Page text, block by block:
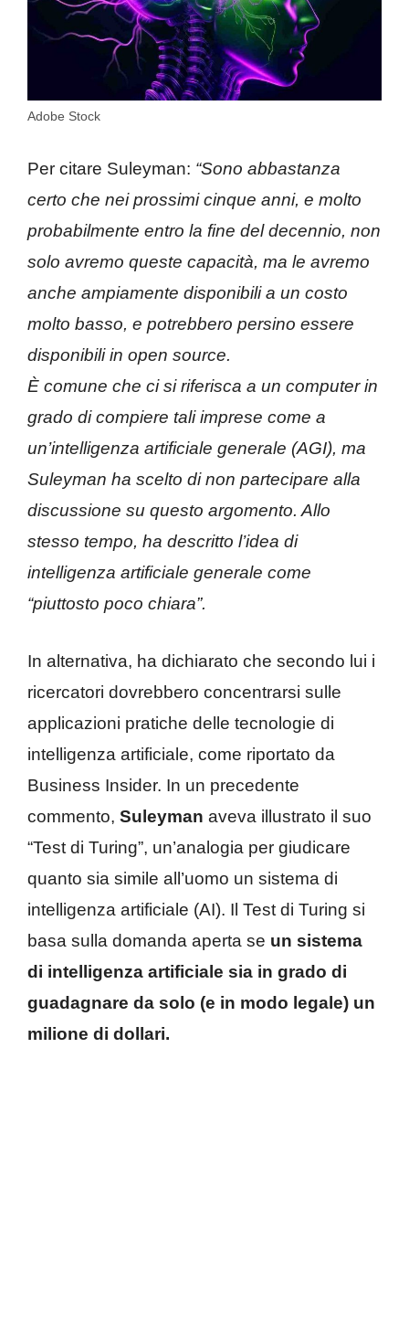
Adobe Stock
Per citare Suleyman: “Sono abbastanza
certo che nei prossimi cinque anni, e molto
probabilmente entro la fine del decennio, non
solo avremo queste capacità, ma le avremo
anche ampiamente disponibili a un costo
molto basso, e potrebbero persino essere
disponibili in open source.
È comune che ci si riferisca a un computer in
grado di compiere tali imprese come a
un’intelligenza artificiale generale (AGI), ma
Suleyman ha scelto di non partecipare alla
discussione su questo argomento. Allo
stesso tempo, ha descritto l’idea di
intelligenza artificiale generale come
“piuttosto poco chiara”.
In alternativa, ha dichiarato che secondo lui i
ricercatori dovrebbero concentrarsi sulle
applicazioni pratiche delle tecnologie di
intelligenza artificiale, come riportato da
Business Insider. In un precedente
commento, Suleyman aveva illustrato il suo
“Test di Turing”, un’analogia per giudicare
quanto sia simile all’uomo un sistema di
intelligenza artificiale (AI). Il Test di Turing si
basa sulla domanda aperta se un sistema
di intelligenza artificiale sia in grado di
guadagnare da solo (e in modo legale) un
milione di dollari.